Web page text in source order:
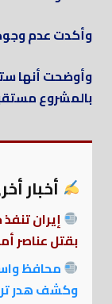
وأكدت عدم
وأوضحت أنها
بالمشروع
أخبار
إيران
بقتل عناصر
محافظ
وكشف هدر